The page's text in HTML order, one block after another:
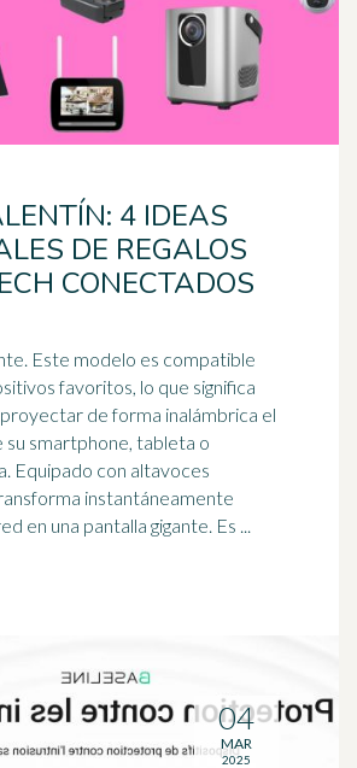
4 IDEAS
DE REGALOS
CONECTADOS
Este modelo es compatible
favoritos, lo que significa
de forma inalámbrica el
su smartphone, tableta o
Equipado con altavoces
instantáneamente
cualquier pared en una pantalla gigante. Es ...
04
MAR
2025